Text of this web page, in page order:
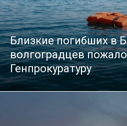
Близкие погибших в
волгоградцев
Генпрокуратуру